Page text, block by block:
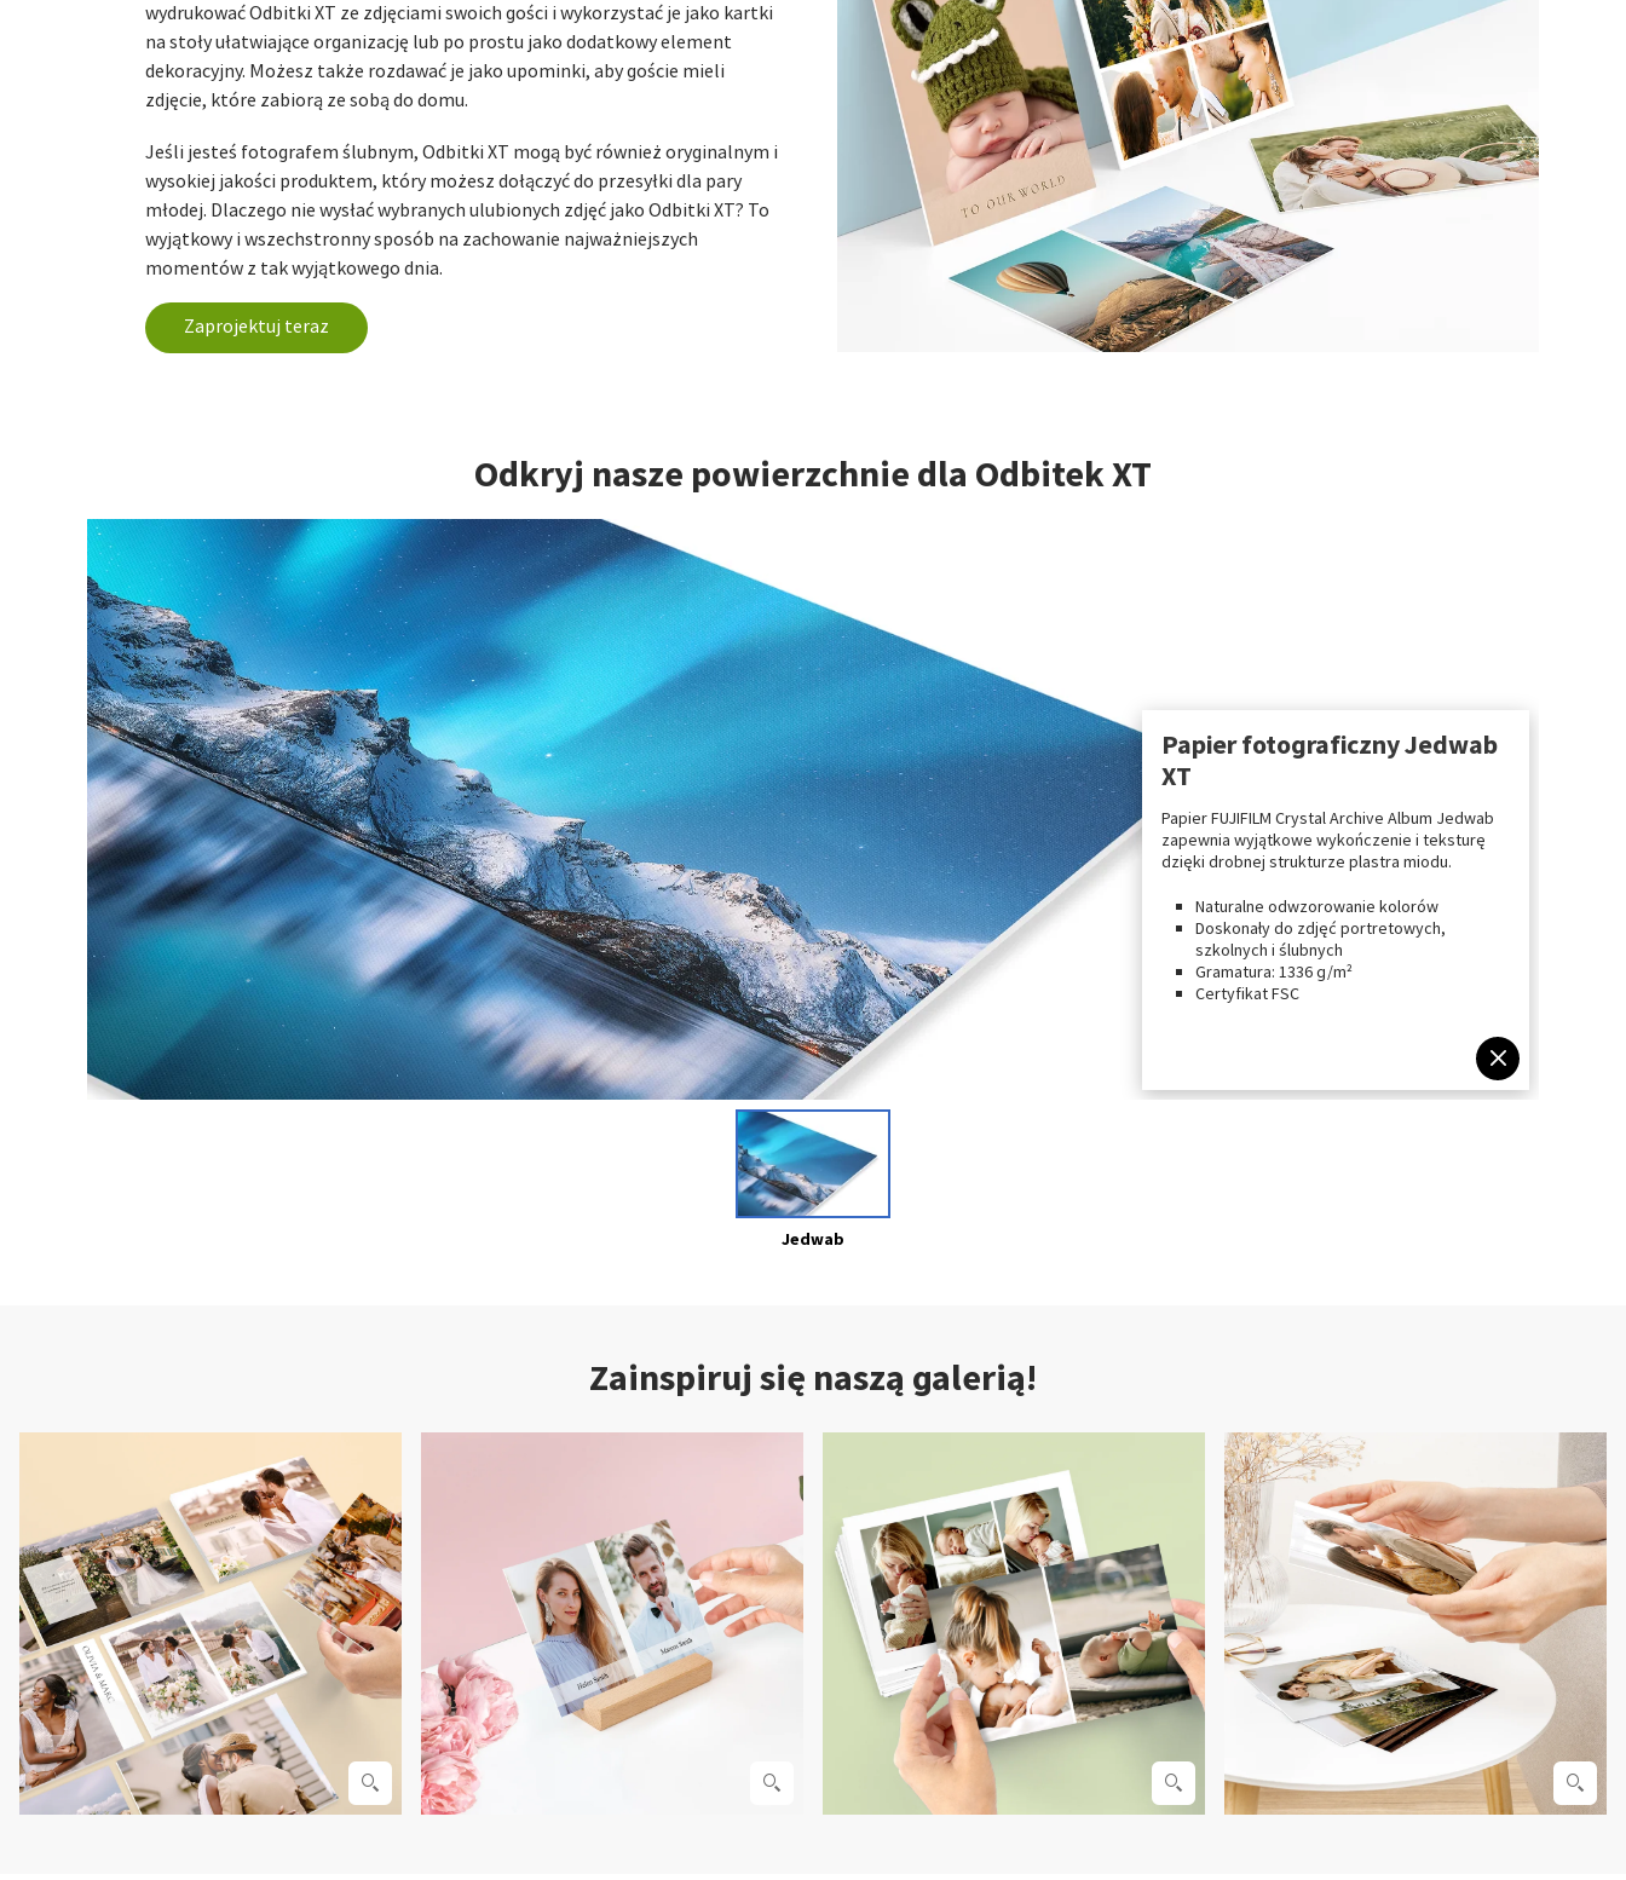
wydrukować Odbitki XT ze zdjęciami swoich gości i wykorzystać je jako kartki
na stoły ułatwiające organizację lub po prostu jako dodatkowy element
dekoracyjny. Możesz także rozdawać je jako upominki, aby goście mieli
zdjęcie, które zabiorą ze sobą do domu.
Jeśli jesteś fotografem ślubnym, Odbitki XT mogą być również oryginalnym i
wysokiej jakości produktem, który możesz dołączyć do przesyłki dla pary
młodej. Dlaczego nie wysłać wybranych ulubionych zdjęć jako Odbitki XT? To
wyjątkowy i wszechstronny sposób na zachowanie najważniejszych
momentów z tak wyjątkowego dnia.
Zaprojektuj teraz
Odkryj nasze powierzchnie dla Odbitek XT
Papier fotograficzny Jedwab
XT
Papier FUJIFILM Crystal Archive Album Jedwab
zapewnia wyjątkowe wykończenie i teksturę
dzięki drobnej strukturze plastra miodu.
Naturalne odwzorowanie kolorów
Doskonały do zdjęć portretowych,
szkolnych i ślubnych
Gramatura: 1336 g/m²
Certyfikat FSC
Jedwab
Zainspiruj się naszą galerią!